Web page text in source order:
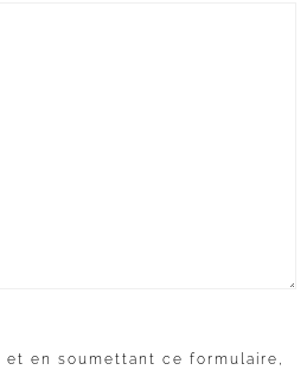
et en soumettant ce formulaire,